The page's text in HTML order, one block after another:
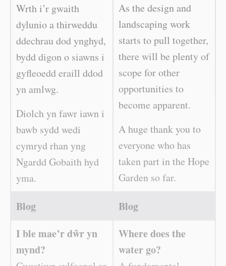
Wrth i’r gwaith
dylunio a thirweddu
ddechrau dod ynghyd,
bydd digon o siawns i
gyfleoedd eraill ddod
yn amlwg.
Diolch yn fawr iawn i
bawb sydd wedi
cymryd rhan yng
Ngardd Gobaith hyd
yma.
As the design and
landscaping work
starts to pull together,
there will be plenty of
scope for other
opportunities to
become apparent.
A huge thank you to
everyone who has
taken part in the Hope
Garden so far.
Blog
Blog
I ble mae’r dŵr yn
mynd?
Where does the
water go?